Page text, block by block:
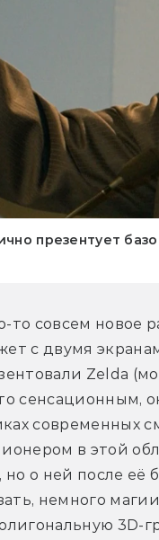
презентует
то совсем новое
с двумя
Zelda
сенсационным,
современных
в этой
но о ней после её
немного
3D-